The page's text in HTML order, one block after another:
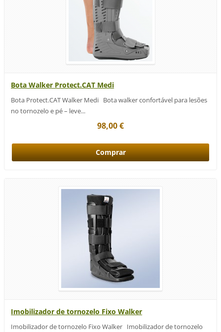
Bota Walker Protect.CAT Medi
Bota Protect.CAT Walker Medi Bota walker confortável para lesões
no tornozelo e pé – leve...
98,00 €
Imobilizador de tornozelo Fixo Walker
Imobilizador de tornozelo Fixo Walker Imobilizador de tornozelo